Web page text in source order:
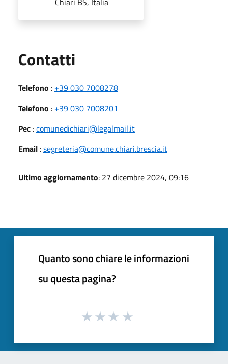
Contatti
Telefono : +39 030 7008278
Telefono : +39 030 7008201
Pec :comunedichiari@legalmail.it
Email :segreteria@comune.chiari.brescia.it
Ultimo aggiornamento: 27 dicembre 2024, 09:16
Quanto sono chiare le informazioni
su questa pagina?